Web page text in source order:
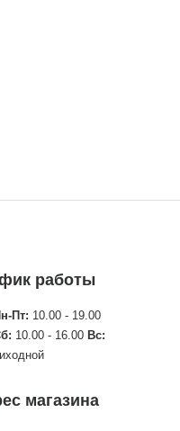
работы
Пт: 10.00 - 19.00
10.00 - 16.00 Вс:
магазина